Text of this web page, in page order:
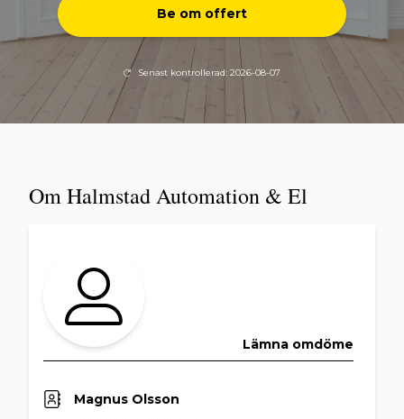
Be om offert
Senast kontrollerad: 2026-08-07
Om Halmstad Automation & El
Lämna omdöme
Magnus Olsson